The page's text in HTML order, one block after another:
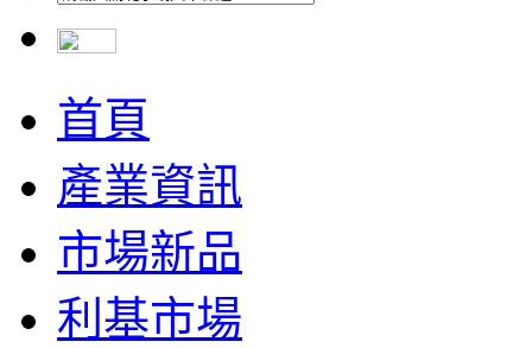
首頁
產業資訊
市場新品
利基市場